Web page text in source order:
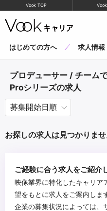
Vook TOP
はじめての方へ 求人情報
プロデューサー / チーム
Proシリーズの求人
お探しの求人は見つかりませ
ご経験に合う求人をご紹介
映像業界に特化したキャリア
望をもとに求人をご案内しま
企業の募集状況によっては、